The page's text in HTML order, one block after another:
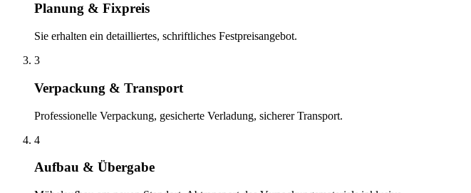
Planung & Fixpreis
Sie erhalten ein detailliertes, schriftliches Festpreisangebot.
3
Verpackung & Transport
Professionelle Verpackung, gesicherte Verladung, sicherer Transport.
4
Aufbau & Übergabe